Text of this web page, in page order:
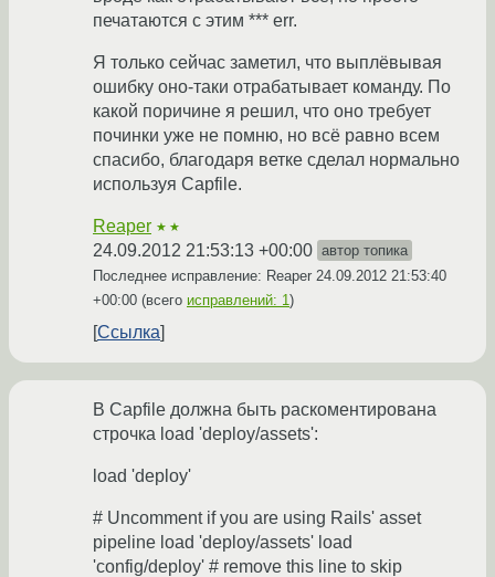
печатаются с этим *** err.
Я только сейчас заметил, что выплёвывая
ошибку оно-таки отрабатывает команду. По
какой поричине я решил, что оно требует
починки уже не помню, но всё равно всем
спасибо, благодаря ветке сделал нормально
используя Capfile.
Reaper ★★
24.09.2012 21:53:13 +00:00 автор топика
Последнее исправление: Reaper 24.09.2012 21:53:40
+00:00 (всего исправлений: 1 )
Ссылка
В Capfile должна быть раскоментирована
строчка load 'deploy/assets':
load 'deploy'
# Uncomment if you are using Rails' asset
pipeline load 'deploy/assets' load
'config/deploy' # remove this line to skip